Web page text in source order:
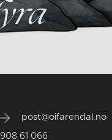
post@oifarendal.no
908 61 066